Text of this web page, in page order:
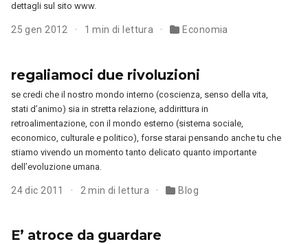
dettagli sul sito www.
25 gen 2012 1 min di lettura Economia
regaliamoci due rivoluzioni
se credi che il nostro mondo interno (coscienza, senso della vita,
stati d’animo) sia in stretta relazione, addirittura in
retroalimentazione, con il mondo esterno (sistema sociale,
economico, culturale e politico), forse starai pensando anche tu che
stiamo vivendo un momento tanto delicato quanto importante
dell’evoluzione umana.
24 dic 2011 2 min di lettura Blog
E’ atroce da guardare